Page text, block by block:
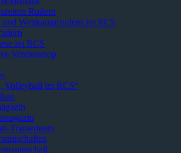
Rudern
und Wettkampfrudern im RCS
im RCS
Vereinsshop
im RCS“
Trainerteam